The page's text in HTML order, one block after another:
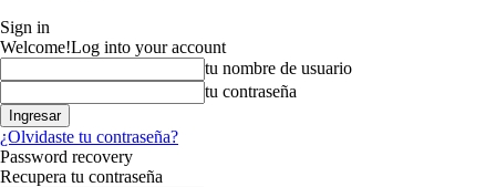
Sign in
Welcome!Log into your account
tu nombre de usuario
tu contraseña
¿Olvidaste tu contraseña?
Password recovery
Recupera tu contraseña